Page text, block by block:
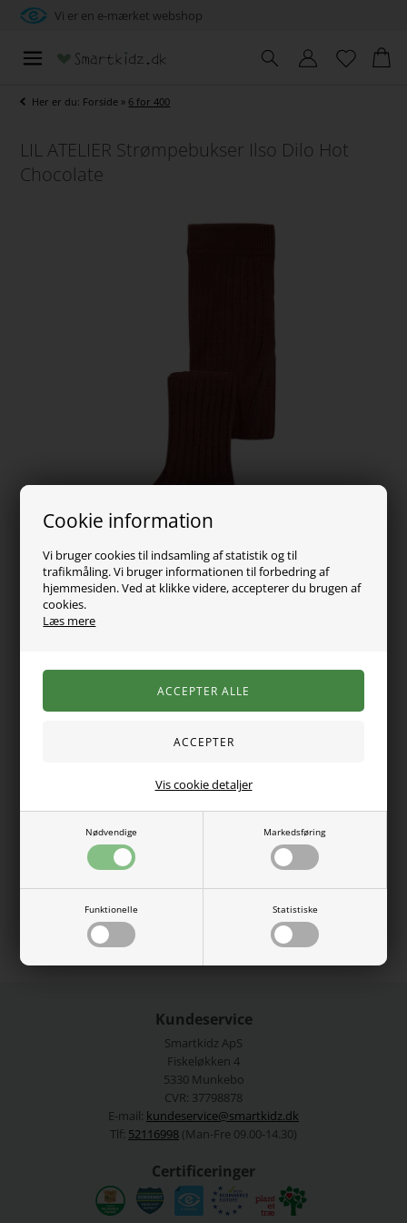
Cookie information
Vi bruger cookies til indsamling af statistik og til
trafikmåling. Vi bruger informationen til forbedring af
hjemmesiden. Ved at klikke videre, accepterer du brugen af
cookies.
Læs mere
Nødvendige Markedsføring
Funktionelle Statistiske
Vis cookie detaljer
Vi er en e-mærket webshop
Her er du: Forside » 6 for 400
LIL ATELIER Strømpebukser Ilso Dilo Hot
Chocolate
Skønne rib strømpebukser fra Lil Atelier. Masser af stræk i
stoffet så de sidder godt til uden at klemme.
78% Cotton - Organic, 20% Polyamide, 2% Elastane
Varenummer:13227387-4927596
Kundeservice
Smartkidz ApS
Fiskeløkken 4
5330 Munkebo
CVR: 37798878
E-mail: kundeservice@smartkidz.dk
Tlf: 52116998 (Man-Fre 09.00-14.30)
Certificeringer